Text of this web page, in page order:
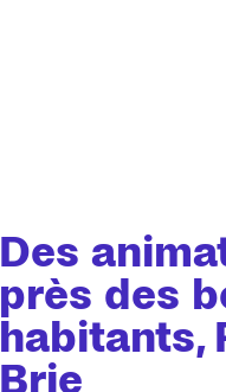
Des
près des
habitants,
Brie